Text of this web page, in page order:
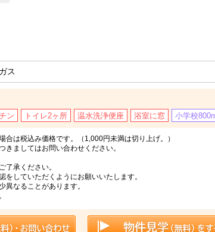
ス
ン トイレ2ヶ所 温水洗浄便座 浴室に窓 小学校
は税込み価格です。（1,000円未満は切り上げ。）
ましてはお問い合わせください。
承ください。
していただくようにお願いいたします。
なることがあります。